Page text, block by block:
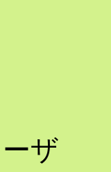
ザ